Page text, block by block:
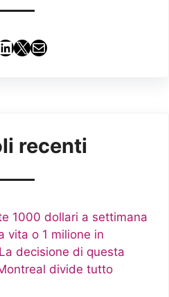
X Email
recenti
1000 dollari a settimana
vita o 1 milione in
decisione di questa
divide tutto